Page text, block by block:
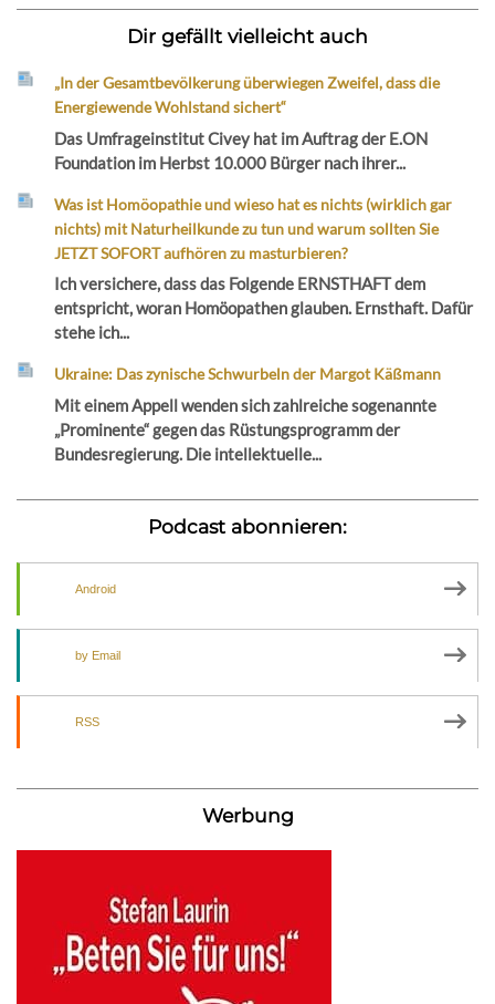
Dir gefällt vielleicht auch
„In der Gesamtbevölkerung überwiegen Zweifel, dass die
Energiewende Wohlstand sichert“
Das Umfrageinstitut Civey hat im Auftrag der E.ON
Foundation im Herbst 10.000 Bürger nach ihrer...
Was ist Homöopathie und wieso hat es nichts (wirklich gar
nichts) mit Naturheilkunde zu tun und warum sollten Sie
JETZT SOFORT aufhören zu masturbieren?
Ich versichere, dass das Folgende ERNSTHAFT dem
entspricht, woran Homöopathen glauben. Ernsthaft. Dafür
stehe ich...
Ukraine: Das zynische Schwurbeln der Margot Käßmann
Mit einem Appell wenden sich zahlreiche sogenannte
„Prominente“ gegen das Rüstungsprogramm der
Bundesregierung. Die intellektuelle...
Podcast abonnieren:
Android
by Email
RSS
Werbung